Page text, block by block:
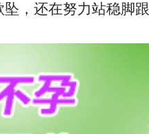
，还在努力站稳脚